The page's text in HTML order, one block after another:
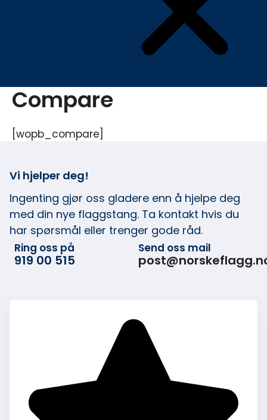
Compare
[wopb_compare]
Vi hjelper deg!
Ingenting gjør oss gladere enn å hjelpe deg
med din nye flaggstang. Ta kontakt hvis du
har spørsmål eller trenger gode råd.
Ring oss på
919 00 515
Send oss mail